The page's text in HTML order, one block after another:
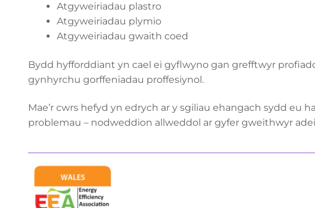
Atgyweiriadau plastro
Atgyweiriadau plymio
Atgyweiriadau gwaith coed
Bydd hyfforddiant yn cael ei gyflwyno gan grefftwyr
gynhyrchu gorffeniadau proffesiynol.
Mae’r cwrs hefyd yn edrych ar y sgiliau ehangach sydd eu
problemau – nodweddion allweddol ar gyfer gweithwyr